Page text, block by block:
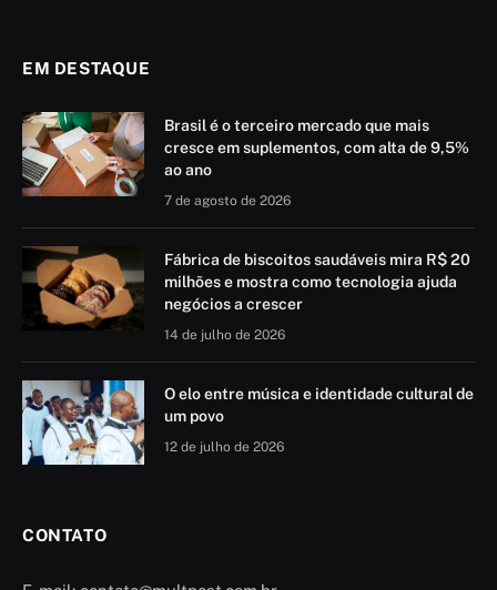
EM DESTAQUE
Brasil é o terceiro mercado que mais
cresce em suplementos, com alta de 9,5%
ao ano
7 de agosto de 2026
Fábrica de biscoitos saudáveis mira R$ 20
milhões e mostra como tecnologia ajuda
negócios a crescer
14 de julho de 2026
O elo entre música e identidade cultural de
um povo
12 de julho de 2026
CONTATO